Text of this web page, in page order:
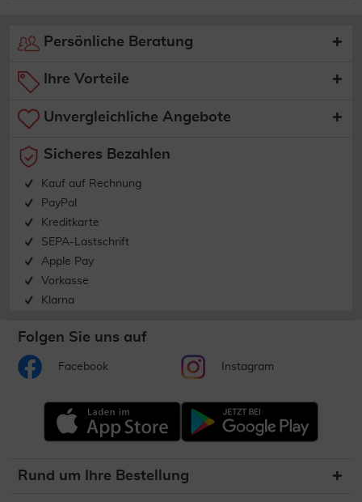
Persönliche Beratung
Ihre Vorteile
Unvergleichliche Angebote
Sicheres Bezahlen
Kauf auf Rechnung
PayPal
Kreditkarte
SEPA-Lastschrift
Apple Pay
Vorkasse
Klarna
Folgen Sie uns auf
Facebook Instagram
Rund um Ihre Bestellung